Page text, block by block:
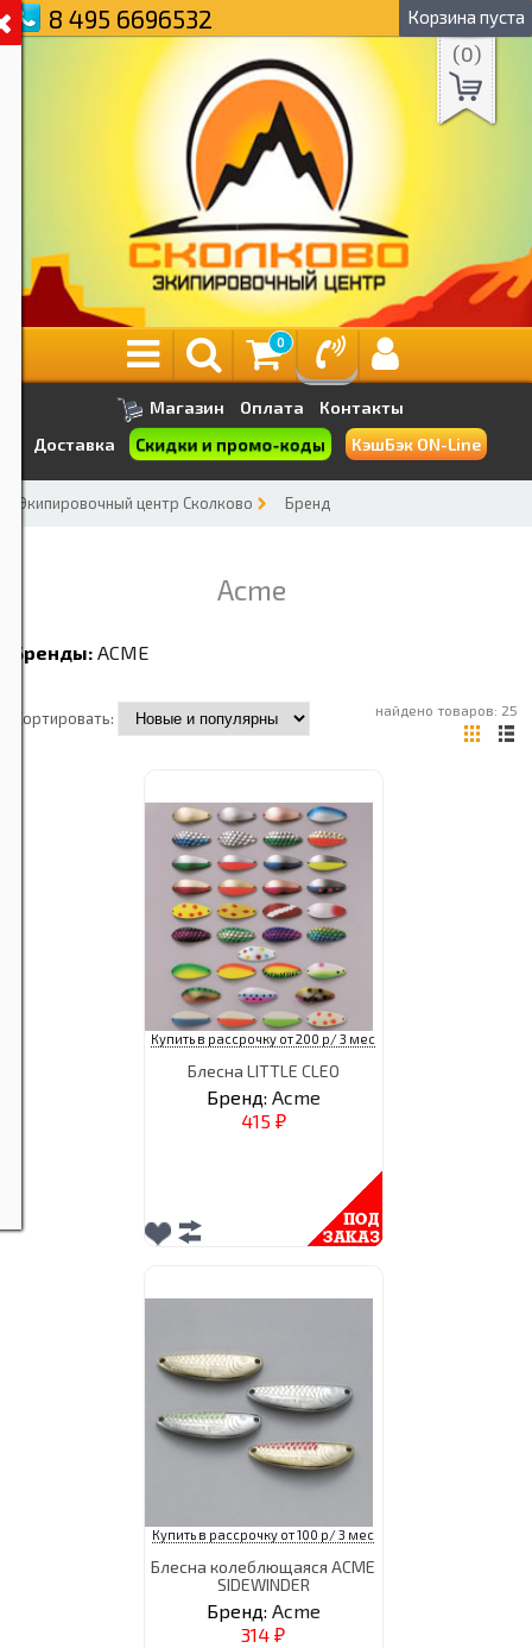
8 495 6696532 Корзина пуста
(0)
0
Магазин Оплата
Контакты
Доставка
Скидки и промо-коды КэшБэк ON-Line
Экипировочный центр Сколково Бренд
Acme
Бренды: ACME
Сортировать: найдено товаров: 25
Купить в рассрочку от 200 р/ 3 мес
Блесна LITTLE CLEO
Бренд: Acme
415 ₽
Купить в рассрочку от 100 р/ 3 мес
Блесна колеблющаяся ACME
SIDEWINDER
Бренд: Acme
314 ₽